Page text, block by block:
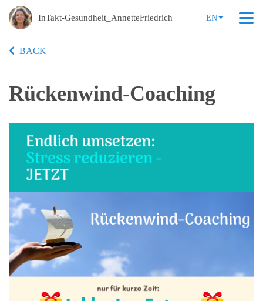
InTakt-Gesundheit_AnnetteFriedrich EN
BACK
Rückenwind-Coaching